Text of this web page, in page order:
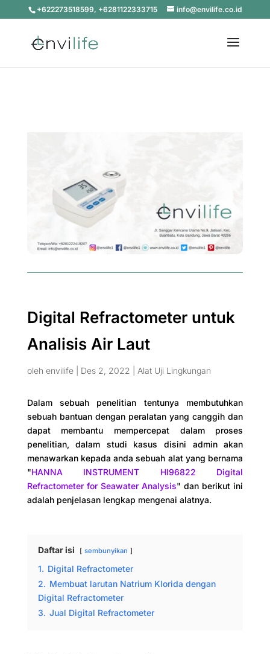
+622273518599, +6281122333715 info@envilife.co.id
Digital Refractometer untuk
Analisis Air Laut
oleh envilife| Des 2, 2022 Alat Uji Lingkungan
Dalam sebuah penelitian tentunya membutuhkan
sebuah bantuan dengan peralatan yang canggih dan
dapat membantu mempercepat dalam proses
penelitian, dalam studi kasus disini admin akan
menawarkan kepada anda sebuah alat yang bernama
"HANNA INSTRUMENT HI96822 Digital
Refractometer for Seawater Analysis" dan berikut ini
adalah penjelasan lengkap mengenai alatnya.
Daftar isi sembunyikan
1. Digital Refractometer
2. Membuat larutan Natrium Klorida dengan
Digital Refractometer
3. Jual Digital Refractometer